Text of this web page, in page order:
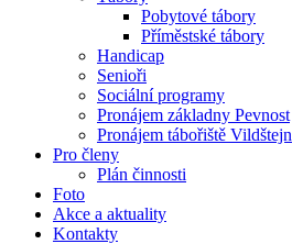
Pobytové tábory
Příměstské tábory
Handicap
Senioři
Sociální programy
Pronájem základny Pevnost
Pronájem tábořiště Vildštejn
Pro členy
Plán činnosti
Foto
Akce a aktuality
Kontakty